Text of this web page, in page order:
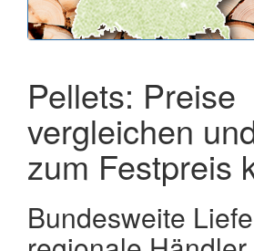
Pellets: Preise
vergleichen
zum Festpreis
Bundesweite